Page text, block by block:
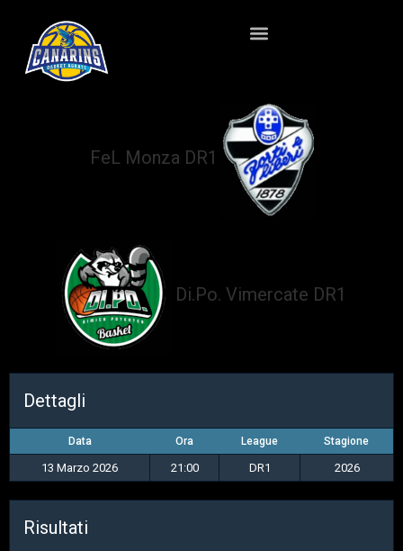
FeL Monza DR1
Di.Po. Vimercate DR1
Dettagli
Data Ora League Stagione
13 Marzo 2026 21:00 DR1 2026
Risultati